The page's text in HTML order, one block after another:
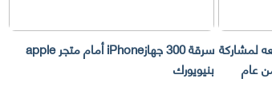
سرقة 300 جهازiPhone أمام متجر apple